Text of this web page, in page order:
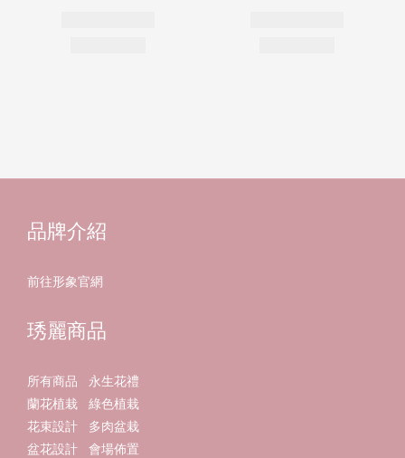
品牌介紹
前往形象官網
琇麗商品
所有商品
永生花禮
蘭花植栽
綠色植栽
花束設計
多肉盆栽
盆花設計
會場佈置